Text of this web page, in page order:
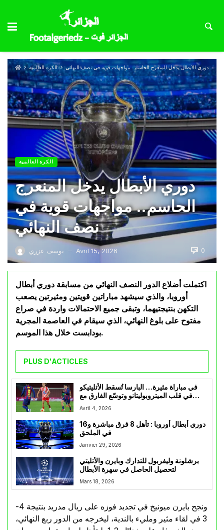
الكرة العالمية دوري الأبطال يدخل المنعرج الحاسم.. مواجهات قوية في نصف النهائي
الكرة العالمية
دوري الأبطال يدخل المنعرج
الحاسم.. مواجهات قوية في
نصف النهائي
يوسف عزري — Avril 15, 2026 0
اكتملت أضلاع الدور النصف النهائي من مسابقة دوري أبطال
أوروبا، والذي سيشهد مباراتين قويتين ومثيرتين يصعب
التكهن بنتيجتيهما، وتبقى جميع الاحتمالات واردة في صراع
مفتوح على بلوغ النهائي، الذي سيقام في العاصمة المجرية
بودابست خلال هذا الموسم.
PLUS D'ACTICLES
في مباراة مثيرة… البارسا تُسقط الأتليتيكو
في قلب الميتروبوليتانو وتوسّع الفارق مع
الريال إلى سبع نقاط
Avril 4, 2026
دوري أبطال أوروبا : تأهل 8 فرق مباشرة و16
في الملحق
Janvier 29, 2026
برشلونة وليفربول للتدارك وبايرن والأتليتي
لتحصيل الحاصل في سهرة الأبطال
Mars 18, 2026
ونجح بايرن ميونيخ في تجديد فوزه على ريال مدريد بنتيجة 4-
3 في لقاء مثير ومليء بالندية، ليخرجه من الدور ربع النهائي،